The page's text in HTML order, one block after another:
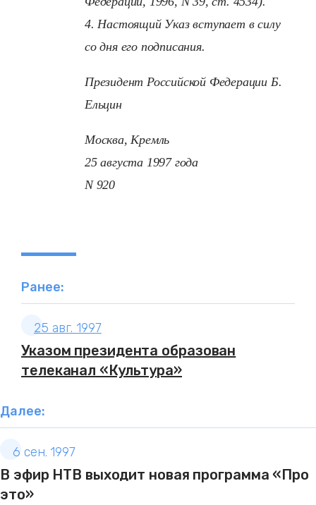
4. Настоящий Указ вступает в силу
со дня его подписания.
Президент Российской Федерации Б.
Ельцин
Москва, Кремль
25 августа 1997 года
N 920
Ранее:
25 авг. 1997
Указом президента образован
телеканал «Культура»
Далее:
6 сен. 1997
В эфир НТВ выходит новая программа «Про
это»